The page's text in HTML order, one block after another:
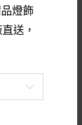
燈飾
送，